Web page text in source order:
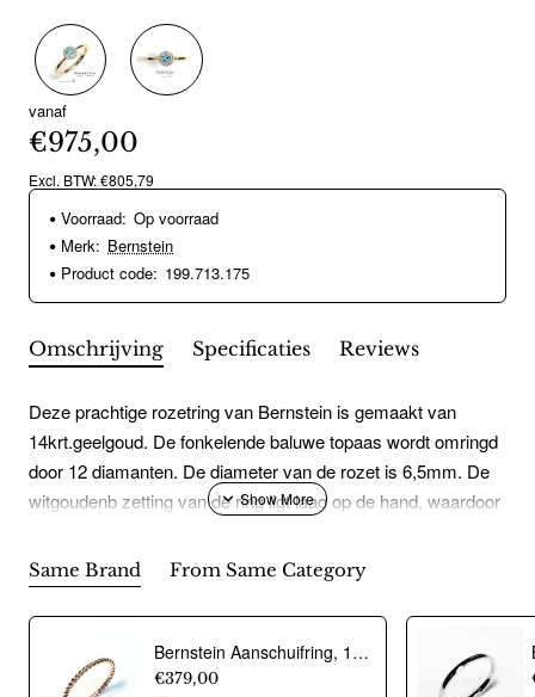
vanaf
€975,00
Excl. BTW: €805,79
Voorraad: Op voorraad
Merk: Bernstein
Product code: 199.713.175
Omschrijving Specificaties Reviews
Deze prachtige rozetring van Bernstein is gemaakt van
14krt.geelgoud. De fonkelende baluwe topaas wordt omringd
door 12 diamanten. De diameter van de rozet is 6,5mm. De
witgoudenb zetting van de ring ligt laag op de hand, waardoor
Same Brand From Same Category
Bernstein Aanschuifring, 14krt.rose goud (maat 17,5) - 12686
€379,00